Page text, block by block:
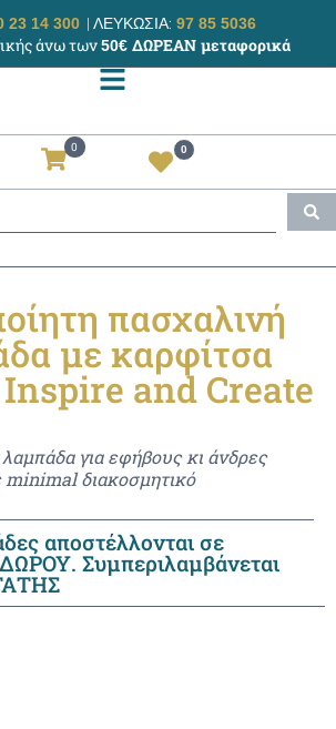
23 14 300 | ΛΕΥΚΩΣΙΑ: 97 85 5036
άνω των50€ ΔΩΡΕΑΝ μεταφορικά
0 0
πασχαλινή
με καρφίτσα
and Create
για εφήβους κι άνδρες
minimal διακοσμητικό
αποστέλλονται σε
Συμπεριλαμβάνεται